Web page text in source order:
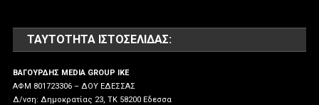
ΤΑΥΤΌΤΗΤΑ ΙΣΤΟΣΕΛΊΔΑΣ:
ΒΑΓΟΥΡΔΗΣ MEDIA GROUP IKE
ΑΦΜ 801723306 – ΔΟΥ ΕΔΕΣΣΑΣ
Δ/νση: Δημοκρατίας 23, ΤΚ 58200 Εδεσσα